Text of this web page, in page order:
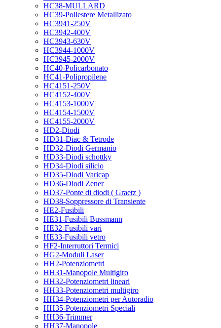
HC38-MULLARD
HC39-Poliestere Metallizato
HC3941-250V
HC3942-400V
HC3943-630V
HC3944-1000V
HC3945-2000V
HC40-Policarbonato
HC41-Polipropilene
HC4151-250V
HC4152-400V
HC4153-1000V
HC4154-1500V
HC4155-2000V
HD2-Diodi
HD31-Diac & Tetrode
HD32-Diodi Germanio
HD33-Diodi schottky
HD34-Diodi silicio
HD35-Diodi Varicap
HD36-Diodi Zener
HD37-Ponte di diodi ( Graetz )
HD38-Soppressore di Transiente
HE2-Fusibili
HE31-Fusibili Bussmann
HE32-Fusibili vari
HE33-Fusibili vetro
HF2-Interruttori Termici
HG2-Moduli Laser
HH2-Potenziometri
HH31-Manopole Multigiro
HH32-Potenziometri lineari
HH33-Potenziometri multigiro
HH34-Potenziometri per Autoradio
HH35-Potenziometri Speciali
HH36-Trimmer
HH37-Manopole